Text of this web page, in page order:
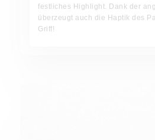
festliches Highlight. Dank der
überzeugt auch die Haptik des
Griff!